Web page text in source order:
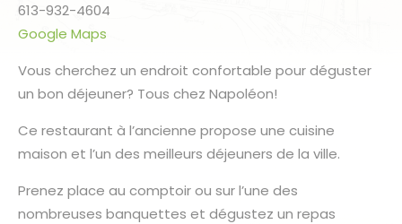
613-932-4604
Google Maps
Vous cherchez un endroit confortable pour déguster
un bon déjeuner? Tous chez Napoléon!
Ce restaurant à l’ancienne propose une cuisine
maison et l’un des meilleurs déjeuners de la ville.
Prenez place au comptoir ou sur l’une des
nombreuses banquettes et dégustez un repas